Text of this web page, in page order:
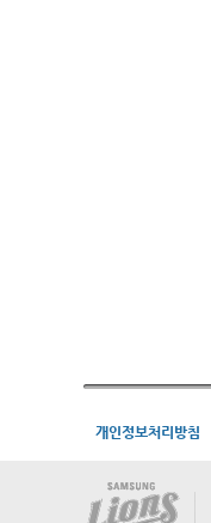
개인정보처리방침